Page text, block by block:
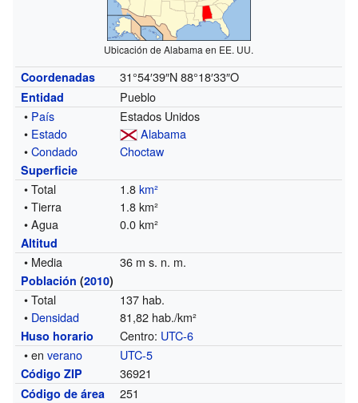
Ubicación de Alabama en EE. UU.
Coordenadas 31°54′39″N 88°18′33″O
Entidad
Pueblo
• País
Estados Unidos
• Estado
Alabama
•Condado Choctaw
Superficie
• Total 1.8km²
• Tierra
1.8 km²
• Agua
0.0 km²
Altitud
• Media 36 m s. n. m.
Población (2010)
• Total
137 hab.
• Densidad 81,82 hab./km²
Huso horario Centro: UTC-6
• enverano UTC-5
Código ZIP 36921
Código de área 251